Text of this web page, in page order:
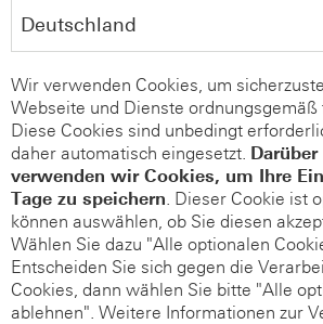
Wir verwenden Cookies, um
Webseite und Dienste ordnungsgemäß
Diese Cookies sind unbedingt
daher automatisch eingesetzt.
verwenden wir Cookies, um Ihre
Tage zu speichern. Dieser Cookie ist
können auswählen, ob Sie diesen
Wählen Sie dazu "Alle optionalen
Entscheiden Sie sich gegen die
Cookies, dann wählen Sie bitte "Alle
ablehnen". Weitere Informationen zur